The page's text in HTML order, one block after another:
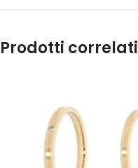
Prodotti correlati